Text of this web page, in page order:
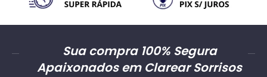
Sua compra 100% Segura
Apaixonados em Clarear Sorrisos